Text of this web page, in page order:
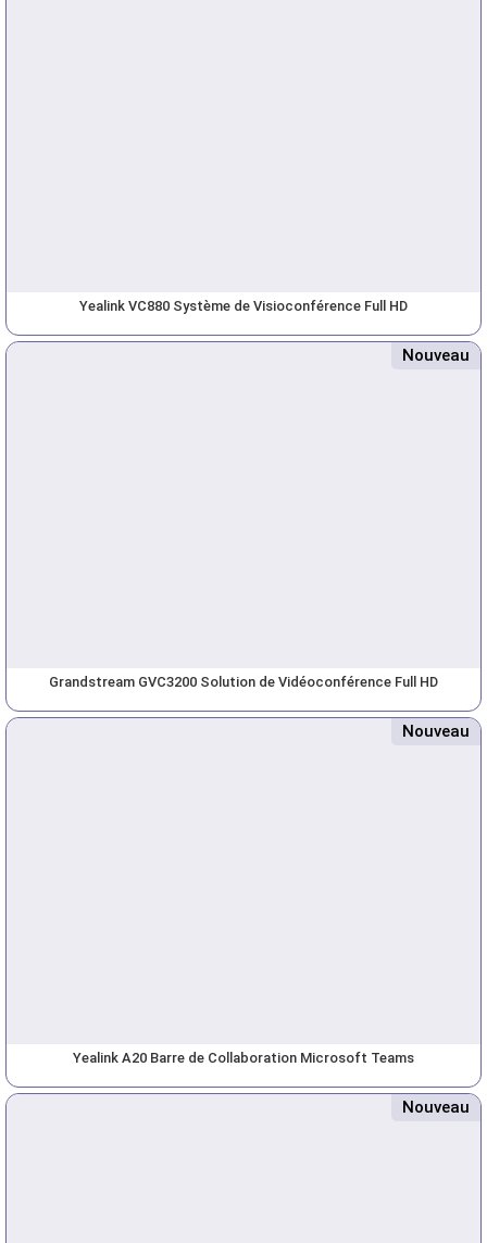
Yealink VC880 Système de Visioconférence Full HD
Nouveau
Grandstream GVC3200 Solution de Vidéoconférence Full HD
Nouveau
Yealink A20 Barre de Collaboration Microsoft Teams
Nouveau